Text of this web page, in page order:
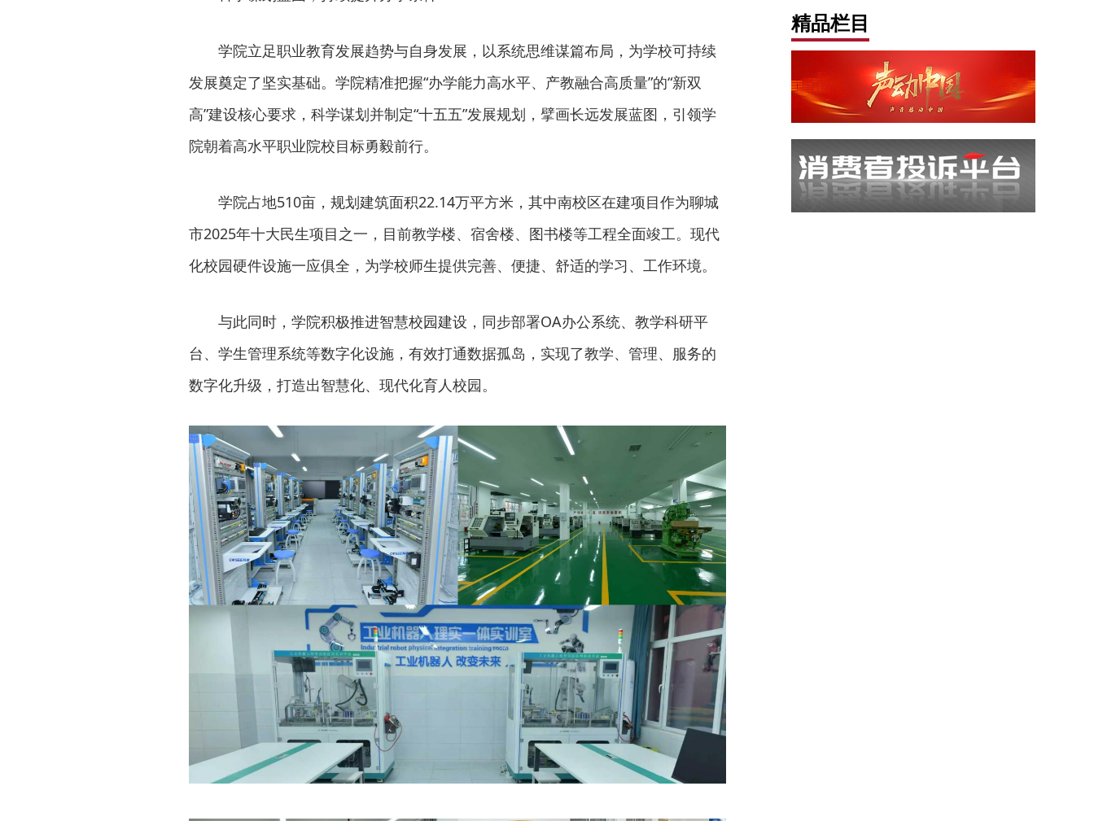
学院立足职业教育发展趋势与自身发展，以系统思维谋篇布局，为学校可持续
发展奠定了坚实基础。学院精准把握“办学能力高水平、产教融合高质量”的“新双
高”建设核心要求，科学谋划并制定“十五五”发展规划，擘画长远发展蓝图，引领学
院朝着高水平职业院校目标勇毅前行。
学院占地510亩，规划建筑面积22.14万平方米，其中南校区在建项目作为聊城
市2025年十大民生项目之一，目前教学楼、宿舍楼、图书楼等工程全面竣工。现代
化校园硬件设施一应俱全，为学校师生提供完善、便捷、舒适的学习、工作环境。
与此同时，学院积极推进智慧校园建设，同步部署OA办公系统、教学科研平
台、学生管理系统等数字化设施，有效打通数据孤岛，实现了教学、管理、服务的
数字化升级，打造出智慧化、现代化育人校园。
精品栏目